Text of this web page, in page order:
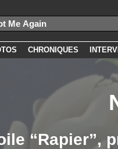
CHRONIQUES
“Rapier”,